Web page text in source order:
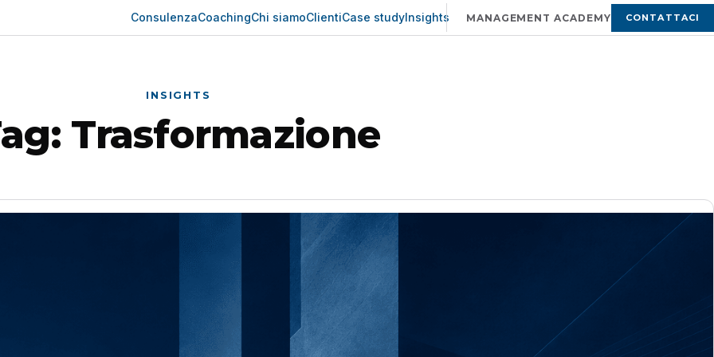
ConsulenzaCoachingChi siamoClientiCase studyInsights MANAGEMENT ACADEMY CONTATTACI
INSIGHTS
Trasformazione